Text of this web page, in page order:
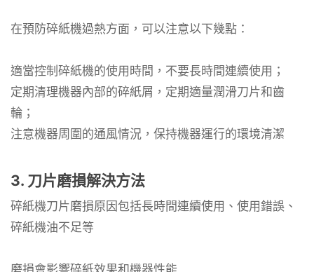
在預防碎紙機過熱方面，可以注意以下幾點：
適當控制碎紙機的使用時間，不要長時間連續使用；
定期清理機器內部的碎紙屑，定期適量潤滑刀片和齒
輪；
注意機器周圍的通風情況，保持機器運行的環境清潔
3. 刀片磨損解決方法
碎紙機刀片磨損原因包括長時間連續使用、使用錯誤、
碎紙機油不足等
磨損會影響碎紙效果和機器性能